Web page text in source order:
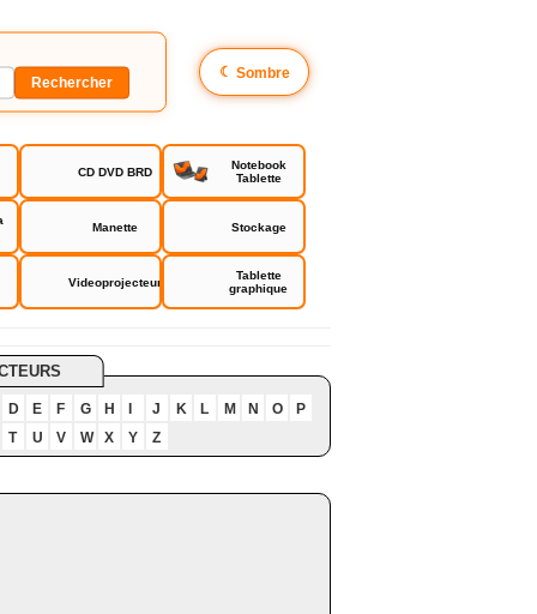
☾ Sombre
CD DVD BRD
Notebook
Tablette
Manette Stockage
Videoprojecteur
Tablette
graphique
D E F G H J K L M N O
P
T
U V W X Y Z